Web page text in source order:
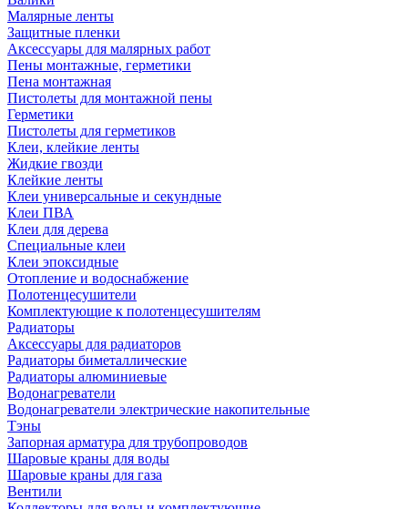
Малярные ленты
Защитные пленки
Аксессуары для малярных работ
Пены монтажные, герметики
Пена монтажная
Пистолеты для монтажной пены
Герметики
Пистолеты для герметиков
Клеи, клейкие ленты
Жидкие гвозди
Клейкие ленты
Клеи универсальные и секундные
Клеи ПВА
Клеи для дерева
Специальные клеи
Клеи эпоксидные
Отопление и водоснабжение
Полотенцесушители
Комплектующие к полотенцесушителям
Радиаторы
Аксессуары для радиаторов
Радиаторы биметаллические
Радиаторы алюминиевые
Водонагреватели
Водонагреватели электрические накопительные
Тэны
Запорная арматура для трубопроводов
Шаровые краны для воды
Шаровые краны для газа
Вентили